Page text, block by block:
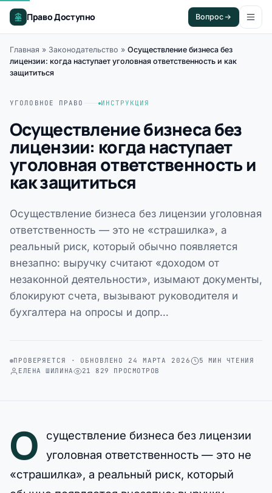
Право Доступно Вопрос
Главная » Законодательство » Осуществление бизнеса без
лицензии: когда наступает уголовная ответственность и как
защититься
УГОЛОВНОЕ ПРАВО ИНСТРУКЦИЯ
Осуществление бизнеса без
лицензии: когда наступает
уголовная ответственность и
как защититься
Осуществление бизнеса без лицензии уголовная
ответственность — это не «страшилка», а
реальный риск, который обычно появляется
внезапно: выручку считают «доходом от
незаконной деятельности», изымают документы,
блокируют счета, вызывают руководителя и
бухгалтера на опросы и допр…
ПРОВЕРЯЕТСЯ · ОБНОВЛЕНО 24 МАРТА 2026
5 МИН ЧТЕНИЯ
ЕЛЕНА ШИЛИНА
21 829 ПРОСМОТРОВ
О
существление бизнеса без лицензии
уголовная ответственность — это не
«страшилка», а реальный риск, который